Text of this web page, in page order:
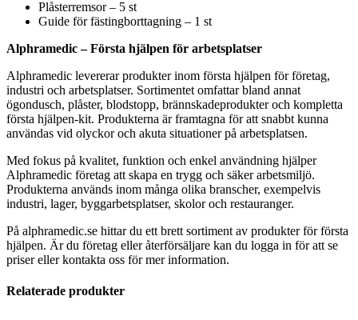
Plåsterremsor – 5 st
Guide för fästingborttagning – 1 st
Alphramedic – Första hjälpen för arbetsplatser
Alphramedic levererar produkter inom första hjälpen för företag,
industri och arbetsplatser. Sortimentet omfattar bland annat
ögondusch, plåster, blodstopp, brännskadeprodukter och kompletta
första hjälpen-kit. Produkterna är framtagna för att snabbt kunna
användas vid olyckor och akuta situationer på arbetsplatsen.
Med fokus på kvalitet, funktion och enkel användning hjälper
Alphramedic företag att skapa en trygg och säker arbetsmiljö.
Produkterna används inom många olika branscher, exempelvis
industri, lager, byggarbetsplatser, skolor och restauranger.
På alphramedic.se hittar du ett brett sortiment av produkter för första
hjälpen. Är du företag eller återförsäljare kan du logga in för att se
priser eller kontakta oss för mer information.
Relaterade produkter